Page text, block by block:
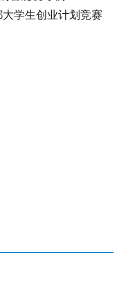
大学生创业计划竞赛